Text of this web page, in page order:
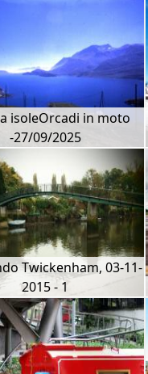
isoleOrcadi in moto
-27/09/2025
Twickenham, 03-11-
2015 - 1